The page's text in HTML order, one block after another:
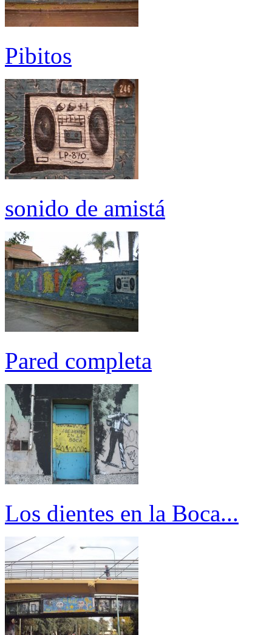
Pibitos
sonido de amistá
Pared completa
Los dientes en la Boca...